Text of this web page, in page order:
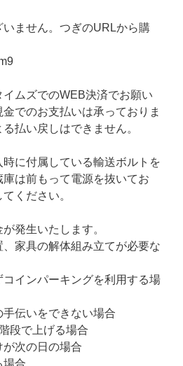
ません。つぎのURLから購
ムズでのWEB決済でお願い
でのお支払いは承っておりま
払い戻しはできません。
時に付属している輸送ボルトを
は前もって電源を抜いてお
ください。
発生いたします。
、家具の解体組み立てが必要な
コインパーキングを利用する場
手伝いをできない場合
段で上げる場合
が次の日の場合
場合